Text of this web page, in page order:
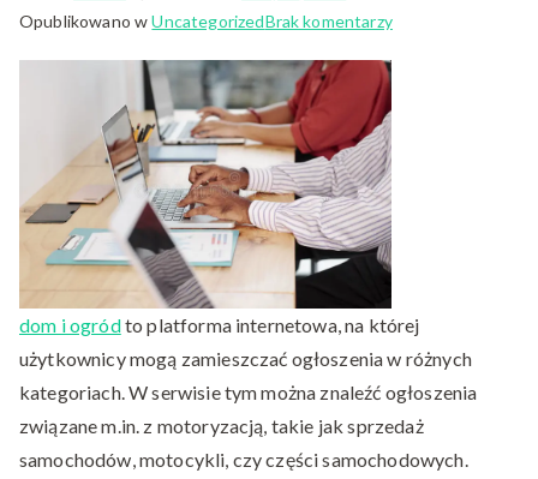
Opublikowano wUncategorizedBrak komentarzydo
ogłoszenia
–
lub
towarzyskie
dom i ogródto platforma internetowa, na której
użytkownicy mogą zamieszczać ogłoszenia w różnych
kategoriach. W serwisie tym można znaleźć ogłoszenia
związane m.in. z motoryzacją, takie jak sprzedaż
samochodów, motocykli, czy części samochodowych.